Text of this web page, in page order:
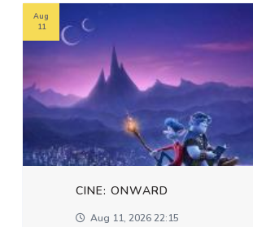
CINE: ONWARD
Aug 11, 2026 22:15
Aug
11